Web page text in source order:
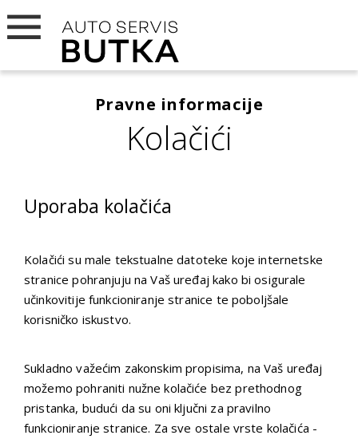
Kolačići
Pravne informacije
Uporaba kolačića
Kolačići su male tekstualne datoteke koje internetske
stranice pohranjuju na Vaš uređaj kako bi osigurale
učinkovitije funkcioniranje stranice te poboljšale
korisničko iskustvo.
Sukladno važećim zakonskim propisima, na Vaš uređaj
možemo pohraniti nužne kolačiće bez prethodnog
pristanka, budući da su oni ključni za pravilno
funkcioniranje stranice. Za sve ostale vrste kolačića -